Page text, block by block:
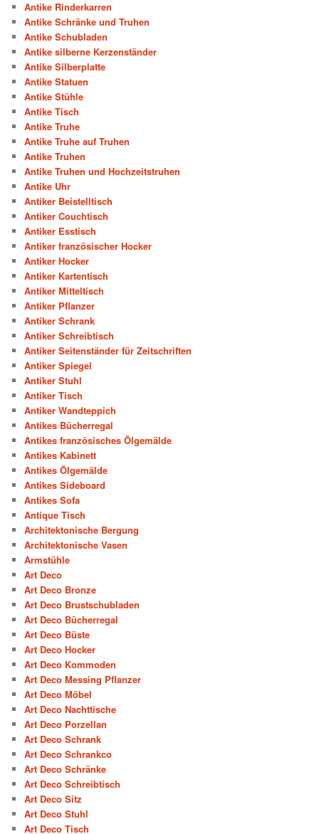
Antike Rinderkarren
Antike Schränke und Truhen
Antike Schubladen
Antike silberne Kerzenständer
Antike Silberplatte
Antike Statuen
Antike Stühle
Antike Tisch
Antike Truhe
Antike Truhe auf Truhen
Antike Truhen
Antike Truhen und Hochzeitstruhen
Antike Uhr
Antiker Beistelltisch
Antiker Couchtisch
Antiker Esstisch
Antiker französischer Hocker
Antiker Hocker
Antiker Kartentisch
Antiker Mitteltisch
Antiker Pflanzer
Antiker Schrank
Antiker Schreibtisch
Antiker Seitenständer für Zeitschriften
Antiker Spiegel
Antiker Stuhl
Antiker Tisch
Antiker Wandteppich
Antikes Bücherregal
Antikes französisches Ölgemälde
Antikes Kabinett
Antikes Ölgemälde
Antikes Sideboard
Antikes Sofa
Antique Tisch
Architektonische Bergung
Architektonische Vasen
Armstühle
Art Deco
Art Deco Bronze
Art Deco Brustschubladen
Art Deco Bücherregal
Art Deco Büste
Art Deco Hocker
Art Deco Kommoden
Art Deco Messing Pflanzer
Art Deco Möbel
Art Deco Nachttische
Art Deco Porzellan
Art Deco Schrank
Art Deco Schrankco
Art Deco Schränke
Art Deco Schreibtisch
Art Deco Sitz
Art Deco Stuhl
Art Deco Tisch